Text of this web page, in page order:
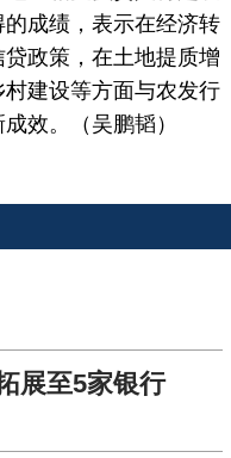
成绩，表示在经济转
政策，在土地提质增
建设等方面与农发行
效。（吴鹏韬）
展至5家银行